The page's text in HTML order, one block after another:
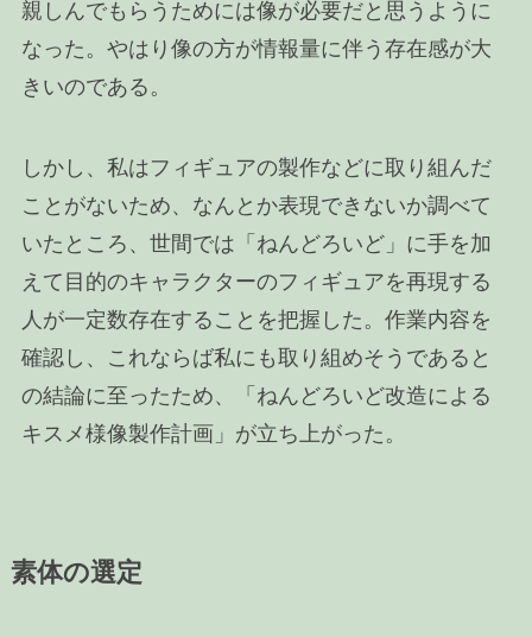
親しんでもらうためには像が必要だと思うように
なった。やはり像の方が情報量に伴う存在感が大
きいのである。
しかし、私はフィギュアの製作などに取り組んだ
ことがないため、なんとか表現できないか調べて
いたところ、世間では「ねんどろいど」に手を加
えて目的のキャラクターのフィギュアを再現する
人が一定数存在することを把握した。作業内容を
確認し、これならば私にも取り組めそうであると
の結論に至ったため、「ねんどろいど改造による
キスメ様像製作計画」が立ち上がった。
素体の選定